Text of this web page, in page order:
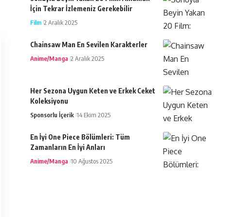
İçin Tekrar İzlemeniz Gerekebilir
Film 2 Aralık 2025
Chainsaw Man En Sevilen Karakterler
Anime/Manga 2 Aralık 2025
Her Sezona Uygun Keten ve Erkek Ceket
Koleksiyonu
Sponsorlu İçerik 14 Ekim 2025
En İyi One Piece Bölümleri: Tüm
Zamanların En İyi Anları
Anime/Manga 10 Ağustos 2025